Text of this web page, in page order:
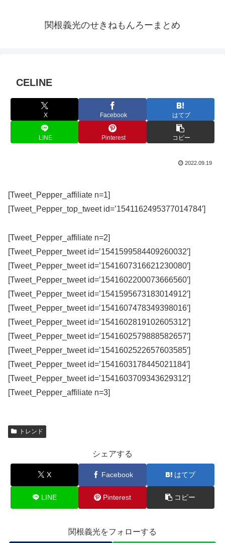
関根義光のせきねもんろーまとめ
CELINE
X Facebook はてブ
LINE Pinterest コピー
2022.09.19
[Tweet_Pepper_affiliate n=1]
[Tweet_Pepper_top_tweet id=’1541162495377014784′]
[Tweet_Pepper_affiliate n=2]
[Tweet_Pepper_tweet id=’1541599584409260032′]
[Tweet_Pepper_tweet id=’1541607316621230080′]
[Tweet_Pepper_tweet id=’1541602200073666560′]
[Tweet_Pepper_tweet id=’1541595673183014912′]
[Tweet_Pepper_tweet id=’1541607478349398016′]
[Tweet_Pepper_tweet id=’1541602819102605312′]
[Tweet_Pepper_tweet id=’1541602579888582657′]
[Tweet_Pepper_tweet id=’1541602522657603585′]
[Tweet_Pepper_tweet id=’1541603178445021184′]
[Tweet_Pepper_tweet id=’1541603709343629312′]
[Tweet_Pepper_affiliate n=3]
トレンド
シェアする
X Facebook はてブ
LINE Pinterest コピー
関根義光をフォローする